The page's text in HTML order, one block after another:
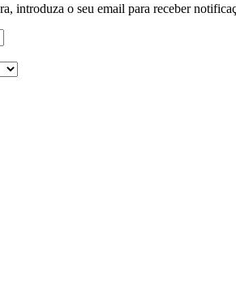
introduza o seu email para receber